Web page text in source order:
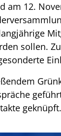
am 12.
sollen.
geknüpft.